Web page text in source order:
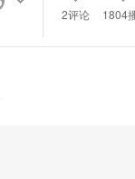
2评论 1804